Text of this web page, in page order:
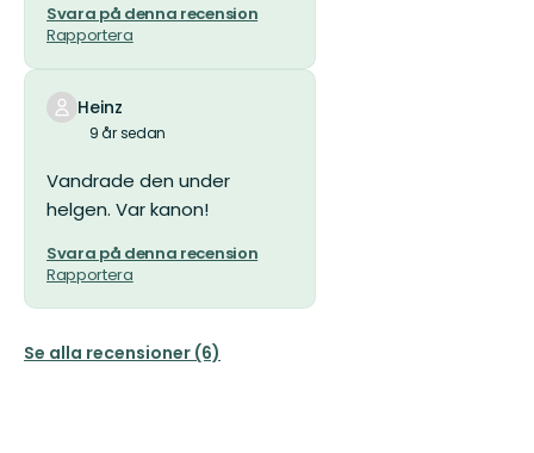
Svara på denna recension
Rapportera
Heinz
9 år sedan
Vandrade den under
helgen. Var kanon!
Svara på denna recension
Rapportera
Se alla recensioner (6)